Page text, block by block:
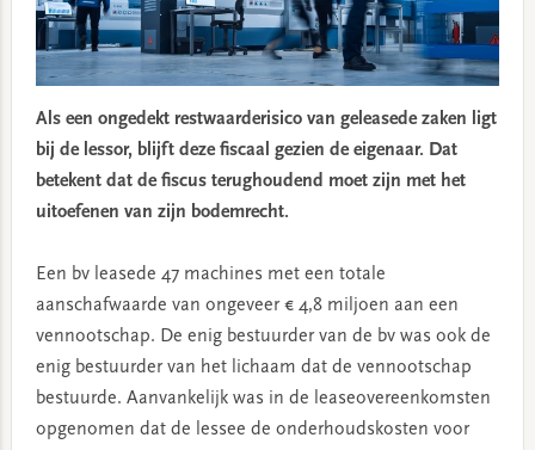
Als een ongedekt restwaarderisico van geleasede zaken ligt
bij de lessor, blijft deze fiscaal gezien de eigenaar. Dat
betekent dat de fiscus terughoudend moet zijn met het
uitoefenen van zijn bodemrecht.
Een bv leasede 47 machines met een totale
aanschafwaarde van ongeveer € 4,8 miljoen aan een
vennootschap. De enig bestuurder van de bv was ook de
enig bestuurder van het lichaam dat de vennootschap
bestuurde. Aanvankelijk was in de leaseovereenkomsten
opgenomen dat de lessee de onderhoudskosten voor